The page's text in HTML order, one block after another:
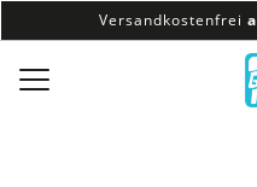
Versandkostenfrei
100% veganes &
Versandkostenfrei